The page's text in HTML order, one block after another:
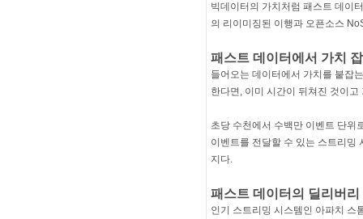
빅데이터의 가치처럼 패스트 데이
의 리이미징된 이행과 오픈소스
패스트 데이터에서 가치
들어오는 데이터에서 가치를 붙잡
한다면, 이미 시간이 뒤쳐진 것이
초당 수천에서 수백만 이벤트 단위
이벤트를 전달할 수 있는 스트리밍
지다.
패스트 데이터의 딜리버리
인기 스트리밍 시스템인 아파치 스